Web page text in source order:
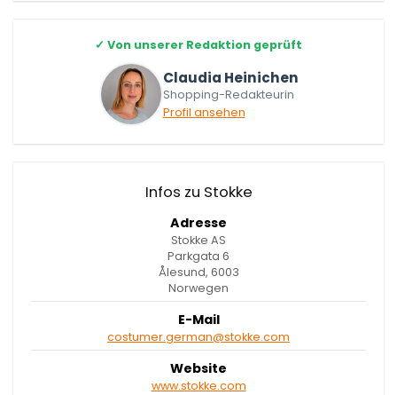
✓ Von unserer Redaktion geprüft
Claudia Heinichen
Shopping-Redakteurin
Profil ansehen
Infos zu Stokke
Adresse
Stokke AS
Parkgata 6
Ålesund, 6003
Norwegen
E-Mail
costumer.german@stokke.com
Website
www.stokke.com